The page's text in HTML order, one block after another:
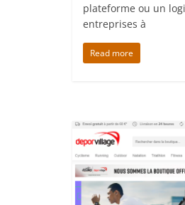
plateforme ou un
entreprises à
Read more